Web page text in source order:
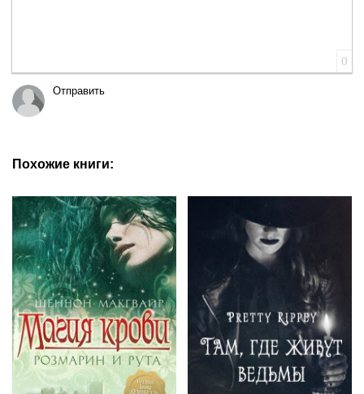
0
Отправить
Похожие книги: